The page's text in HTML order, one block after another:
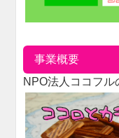
事業概要
NPO法人ココフ